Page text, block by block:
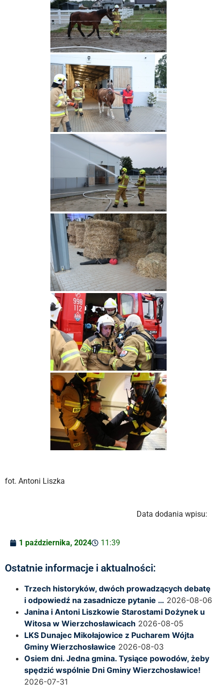
fot. Antoni Liszka
Data dodania wpisu:
1 października, 2024 11:39
Ostatnie informacje i aktualności:
Trzech historyków, dwóch prowadzących debatę
i odpowiedź na zasadnicze pytanie … 2026-08-06
Janina i Antoni Liszkowie Starostami Dożynek u
Witosa w Wierzchosławicach 2026-08-05
LKS Dunajec Mikołajowice z Pucharem Wójta
Gminy Wierzchosławice 2026-08-03
Osiem dni. Jedna gmina. Tysiące powodów, żeby
spędzić wspólnie Dni Gminy Wierzchosławice!
2026-07-31